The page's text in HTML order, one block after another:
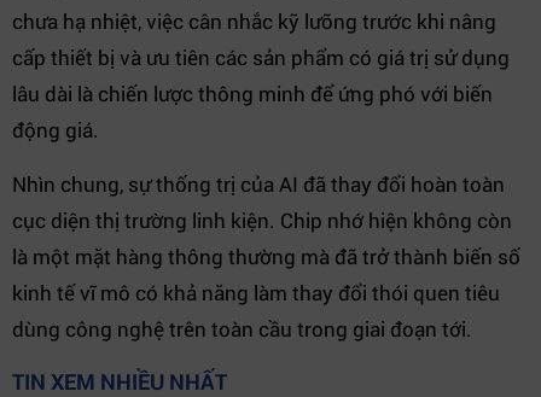
chưa hạ nhiệt, việc cân nhắc kỹ lưỡng trước khi nâng
cấp thiết bị và ưu tiên các sản phẩm có giá trị sử dụng
lâu dài là chiến lược thông minh để ứng phó với biến
động giá.
Nhìn chung, sự thống trị của AI đã thay đổi hoàn toàn
cục diện thị trường linh kiện. Chip nhớ hiện không còn
là một mặt hàng thông thường mà đã trở thành biến số
kinh tế vĩ mô có khả năng làm thay đổi thói quen tiêu
dùng công nghệ trên toàn cầu trong giai đoạn tới.
TIN XEM NHIỀU NHẤT